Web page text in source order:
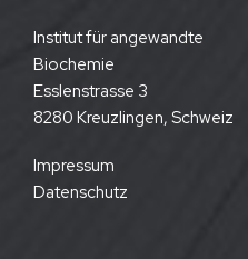
Institut für angewandte
Biochemie
Esslenstrasse 3
8280 Kreuzlingen, Schweiz
Impressum
Datenschutz